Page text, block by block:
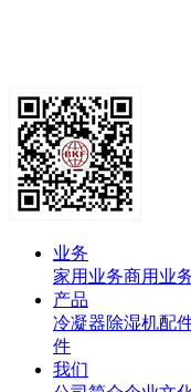
业务
家用业务商用业
产品
冷凝器除湿机配
件
我们